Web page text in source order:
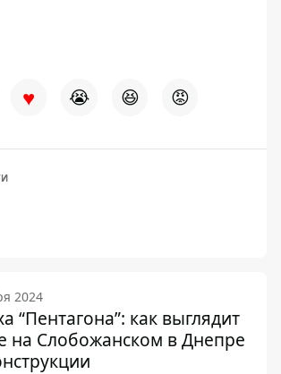
♥ 😭 😆 😡
2024
“Пентагона”: как выглядит
на Слобожанском в Днепре